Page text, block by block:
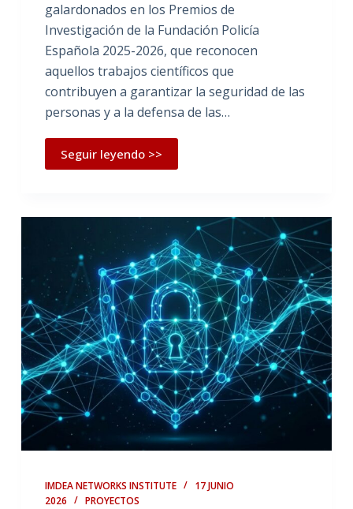
galardonados en los Premios de
Investigación de la Fundación Policía
Española 2025-2026, que reconocen
aquellos trabajos científicos que
contribuyen a garantizar la seguridad de las
personas y a la defensa de las…
Seguir leyendo >>
IMDEA NETWORKS INSTITUTE
17 JUNIO
2026
PROYECTOS